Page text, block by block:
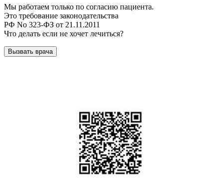
Мы работаем только по согласию пациента.
Это требование законодательства
РФ No 323-ФЗ от 21.11.2011
Что делать если не хочет лечиться?
Вызвать врача